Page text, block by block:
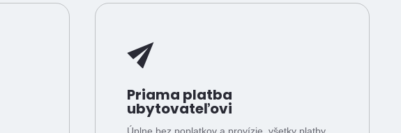
Priama platba
ubytovateľovi